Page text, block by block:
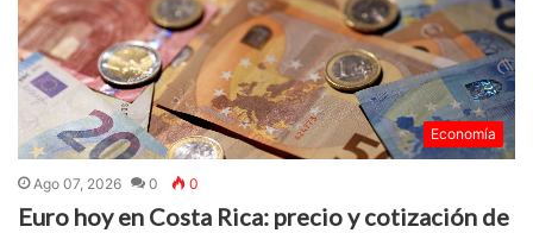
Economía
Ago 07, 2026 0 0
Euro hoy en Costa Rica: precio y cotización de